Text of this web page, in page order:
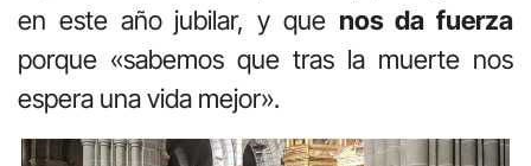
en este año jubilar, y que nos da fuerza
porque «sabemos que tras la muerte nos
espera una vida mejor».